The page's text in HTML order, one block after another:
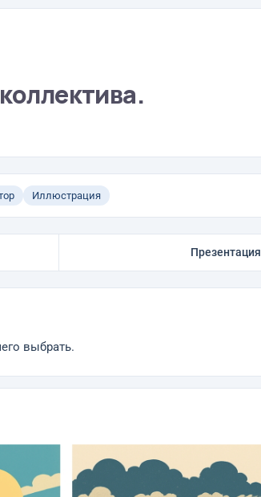
Иллюстрация
Презентация
выбрать.